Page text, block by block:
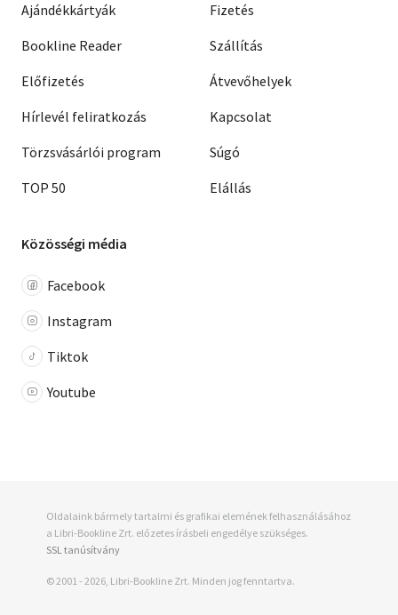
Ajándékkártyák
Bookline Reader
Előfizetés
Hírlevél feliratkozás
Törzsvásárlói program
TOP 50
Fizetés
Szállítás
Átvevőhelyek
Kapcsolat
Súgó
Elállás
Közösségi média
Facebook
Instagram
Tiktok
Youtube
Oldalaink bármely tartalmi és grafikai elemének felhasználásához
a Libri-Bookline Zrt. előzetes írásbeli engedélye szükséges.
SSL tanúsítvány
© 2001 - 2026, Libri-Bookline Zrt. Minden jog fenntartva.